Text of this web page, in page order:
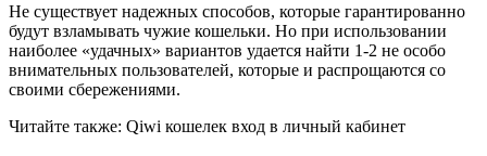
Не существует надежных способов, которые гарантированно
будут взламывать чужие кошельки. Но при использовании
наиболее «удачных» вариантов удается найти 1-2 не особо
внимательных пользователей, которые и распрощаются со
своими сбережениями.
Читайте также: Qiwi кошелек вход в личный кабинет